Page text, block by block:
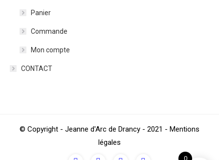
Panier
Commande
Mon compte
CONTACT
0
© Copyright - Jeanne d'Arc de Drancy - 2021 - Mentions
légales